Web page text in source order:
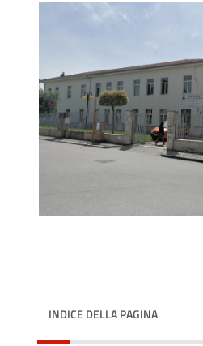
INDICE DELLA PAGINA